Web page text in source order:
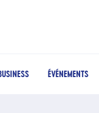
ÉVÉNEMENTS